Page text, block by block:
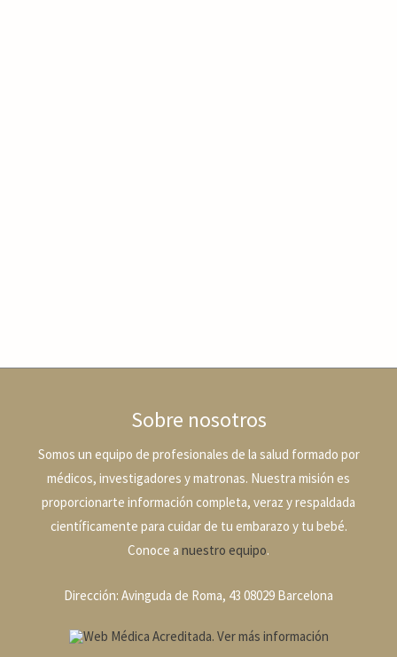
Sobre nosotros
Somos un equipo de profesionales de la salud formado por
médicos, investigadores y matronas. Nuestra misión es
proporcionarte información completa, veraz y respaldada
científicamente para cuidar de tu embarazo y tu bebé.
Conoce a nuestro equipo.
Dirección: Avinguda de Roma, 43 08029 Barcelona